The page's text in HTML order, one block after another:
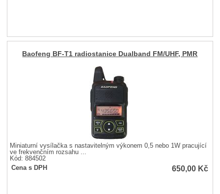
Baofeng BF-T1 radiostanice Dualband FM/UHF, PMR
Miniaturní vysílačka s nastavitelným výkonem 0,5 nebo 1W pracující
ve frekvenčním rozsahu ...
Kód: 884502
Cena s DPH
650,00 Kč